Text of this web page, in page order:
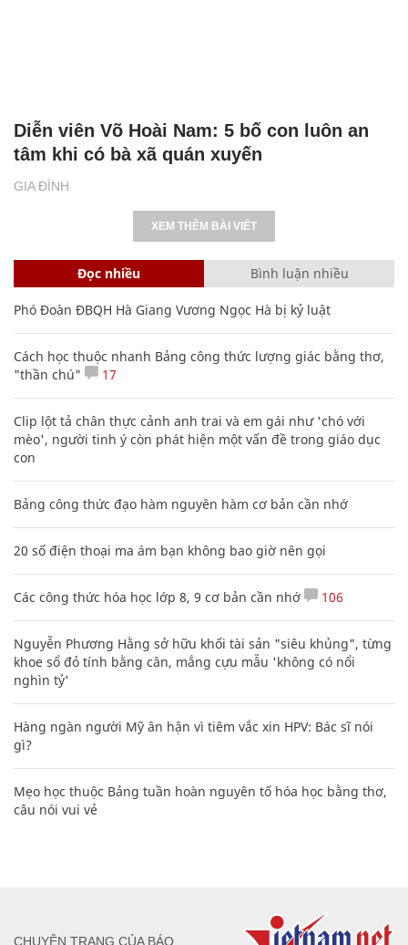
GIA ĐÌNH
Diễn viên Võ Hoài Nam: 5 bố con luôn an
tâm khi có bà xã quán xuyến
XEM THÊM BÀI VIẾT
Đọc nhiều Bình luận nhiều
Phó Đoàn ĐBQH Hà Giang Vương Ngọc Hà bị kỷ luật
Cách học thuộc nhanh Bảng công thức lượng giác bằng thơ,
"thần chú"
17
Clip lột tả chân thực cảnh anh trai và em gái như 'chó với
mèo', người tinh ý còn phát hiện một vấn đề trong giáo dục
con
Bảng công thức đạo hàm nguyên hàm cơ bản cần nhớ
20 số điện thoại ma ám bạn không bao giờ nên gọi
Các công thức hóa học lớp 8, 9 cơ bản cần nhớ 106
Nguyễn Phương Hằng sở hữu khối tài sản "siêu khủng", từng
khoe sổ đỏ tính bằng cân, mắng cựu mẫu 'không có nổi
nghìn tỷ'
Hàng ngàn người Mỹ ân hận vì tiêm vắc xin HPV: Bác sĩ nói
gì?
Mẹo học thuộc Bảng tuần hoàn nguyên tố hóa học bằng thơ,
câu nói vui vẻ
CHUYÊN TRANG CỦA BÁO